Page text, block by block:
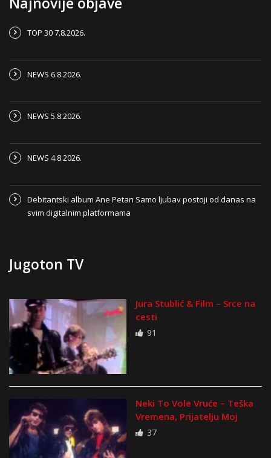
TOP 30 7.8.2026.
NEWS 6.8.2026.
NEWS 5.8.2026.
NEWS 4.8.2026.
Debitantski album Ane Petan Samo ljubav postoji od danas na
svim digitalnim platformama
Jugoton TV
Jura Stublić & Film – Srce na
cesti
91
Neki To Vole Vruće – Teška
Vremena, Prijatelju Moj
37